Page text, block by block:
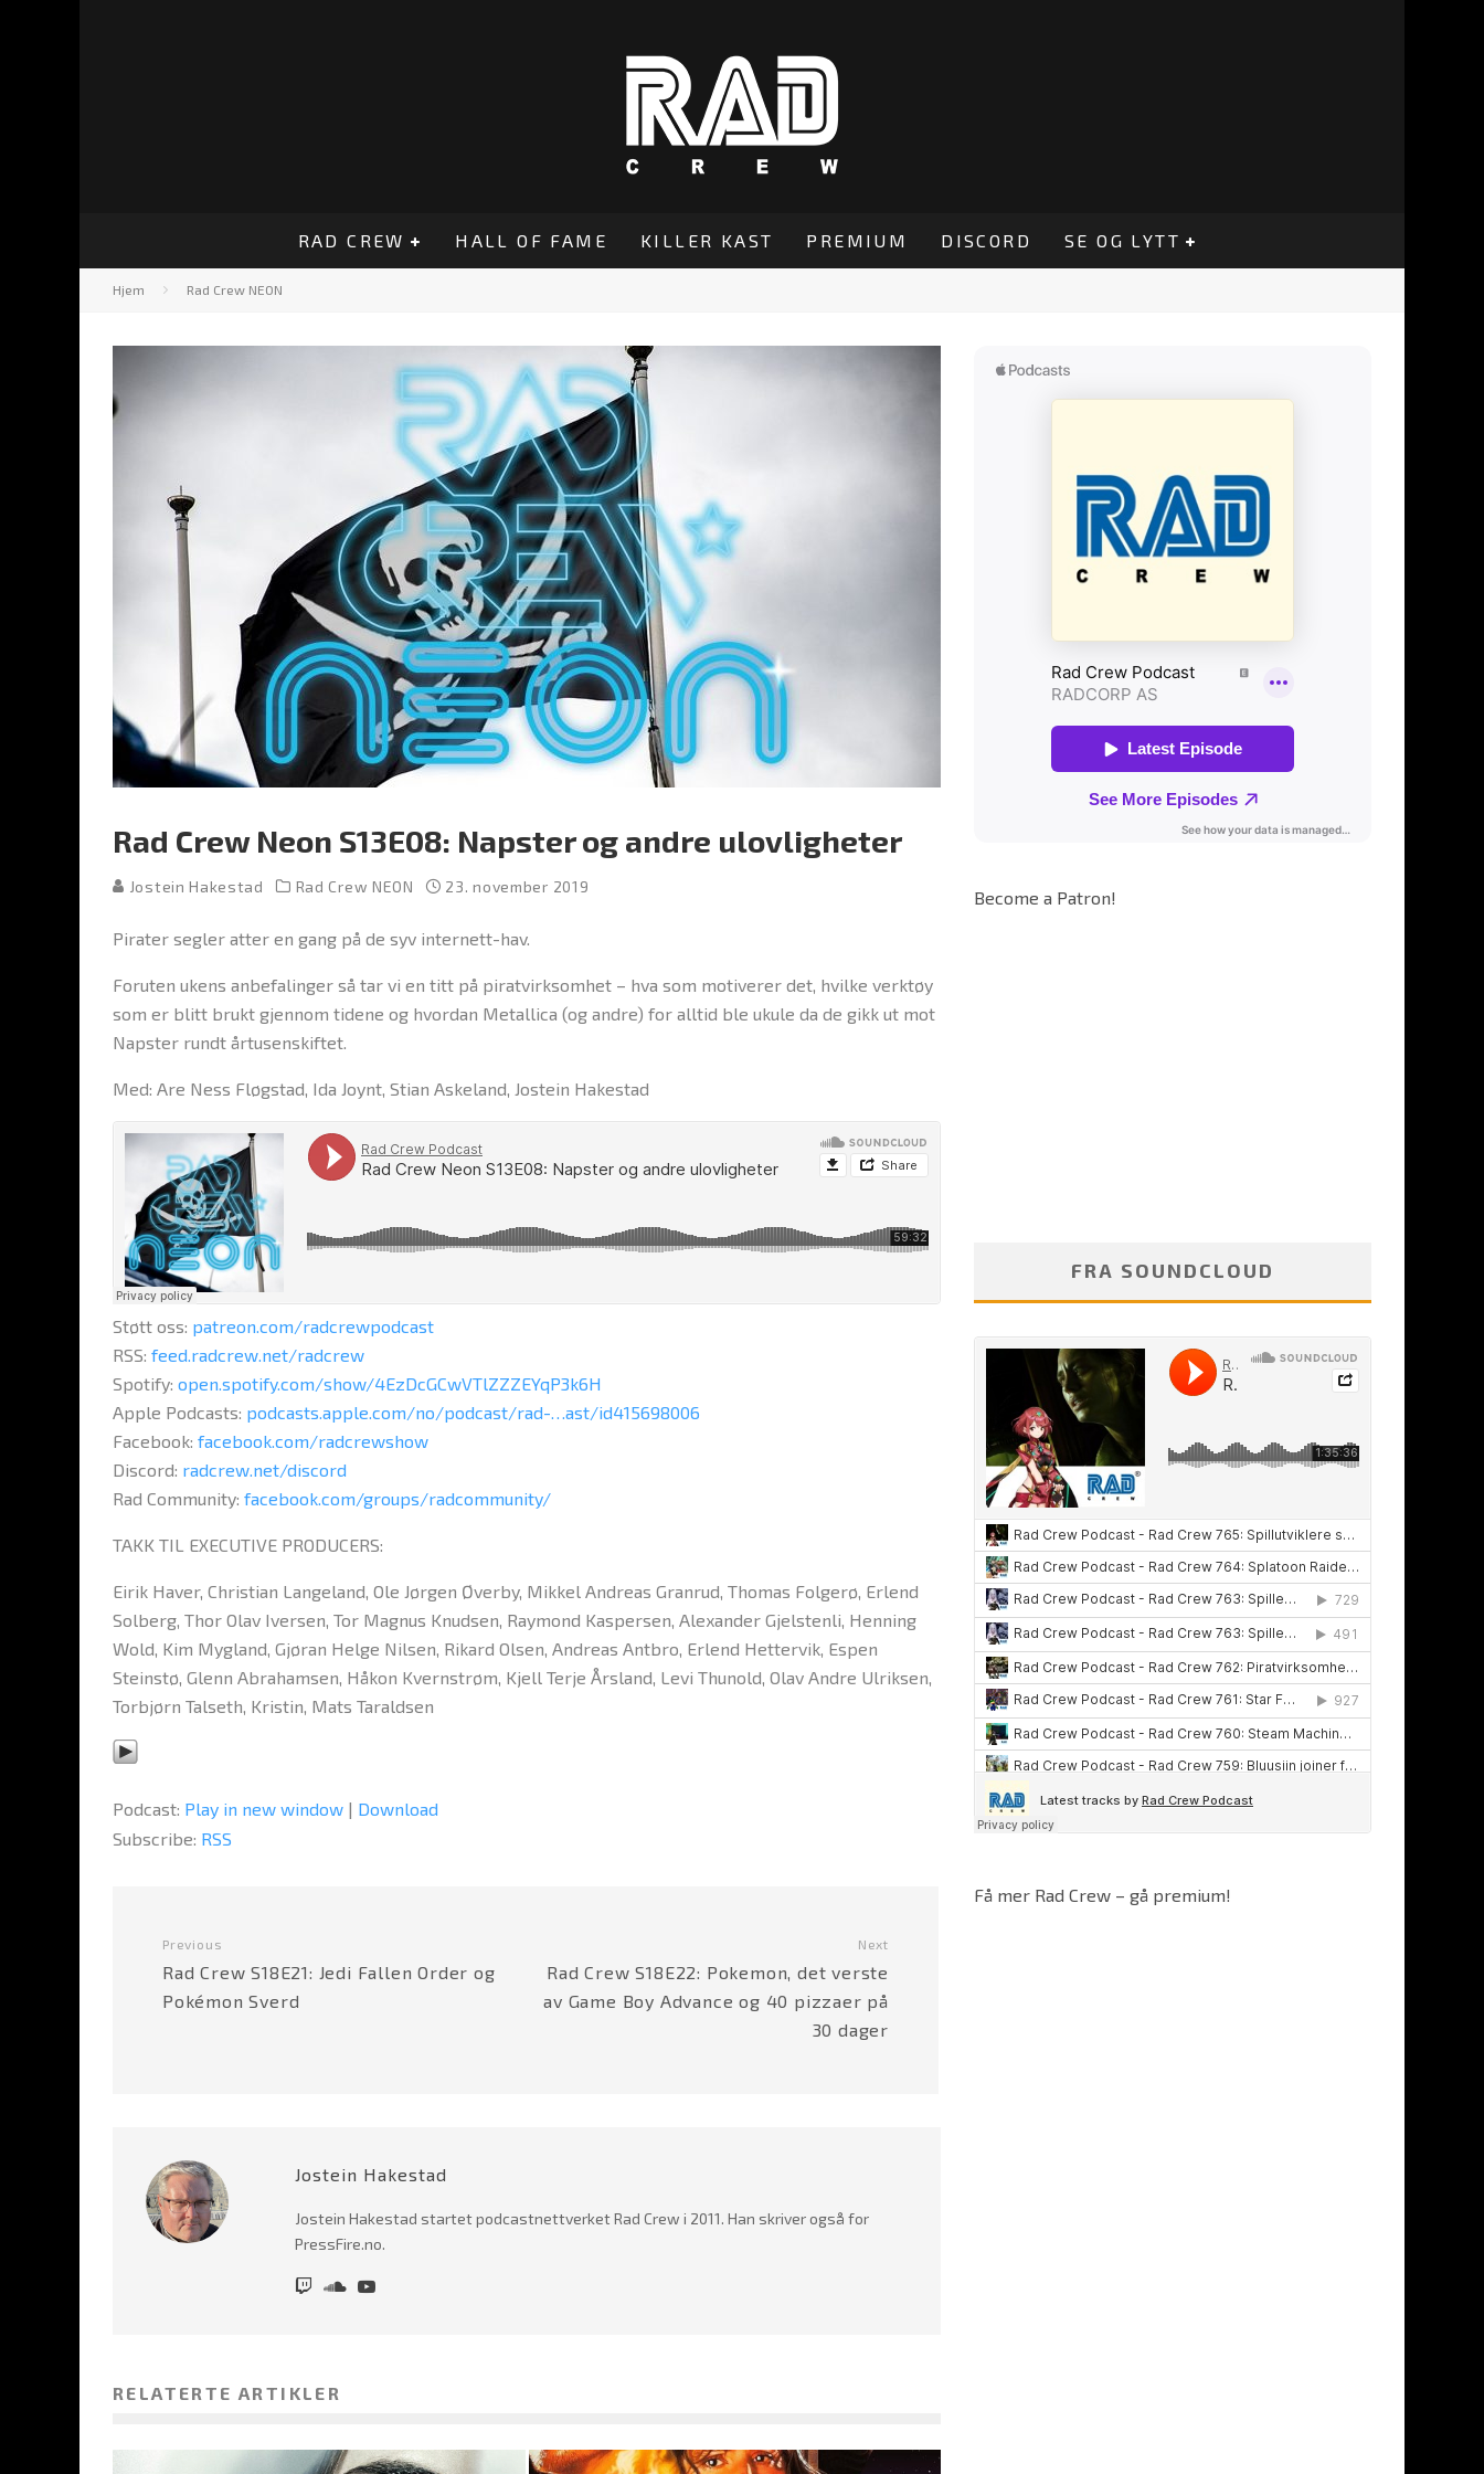
RAD CREW HALL OF FAME KILLER KAST PREMIUM DISCORD SE OG LYTT
Hjem Rad Crew NEON
Rad Crew Neon S13E08: Napster og andre ulovligheter
Jostein Hakestad Rad Crew NEON 23. november 2019
Pirater segler atter en gang på de syv internett-hav.
Foruten ukens anbefalinger så tar vi en titt på piratvirksomhet – hva som motiverer det, hvilke verktøy
som er blitt brukt gjennom tidene og hvordan Metallica (og andre) for alltid ble ukule da de gikk ut mot
Napster rundt årtusenskiftet.
Med: Are Ness Fløgstad, Ida Joynt, Stian Askeland, Jostein Hakestad
Støtt oss: patreon.com/radcrewpodcast
RSS: feed.radcrew.net/radcrew
Spotify: open.spotify.com/show/4EzDcGCwVTlZZZEYqP3k6H
Apple Podcasts: podcasts.apple.com/no/podcast/rad-…ast/id415698006
Facebook: facebook.com/radcrewshow
Discord: radcrew.net/discord
Rad Community: facebook.com/groups/radcommunity/
TAKK TIL EXECUTIVE PRODUCERS:
Eirik Haver, Christian Langeland, Ole Jørgen Øverby, Mikkel Andreas Granrud, Thomas Folgerø, Erlend
Solberg, Thor Olav Iversen, Tor Magnus Knudsen, Raymond Kaspersen, Alexander Gjelstenli, Henning
Wold, Kim Mygland, Gjøran Helge Nilsen, Rikard Olsen, Andreas Antbro, Erlend Hettervik, Espen
Steinstø, Glenn Abrahamsen, Håkon Kvernstrøm, Kjell Terje Årsland, Levi Thunold, Olav Andre Ulriksen,
Torbjørn Talseth, Kristin, Mats Taraldsen
Podcast: Play in new window | Download
Subscribe: RSS
Previous
Rad Crew S18E21: Jedi Fallen Order og
Pokémon Sverd
Next
Rad Crew S18E22: Pokemon, det verste
av Game Boy Advance og 40 pizzaer på
30 dager
Jostein Hakestad
Jostein Hakestad startet podcastnettverket Rad Crew i 2011. Han skriver også for
PressFire.no.
RELATERTE ARTIKLER
Become a Patron!
FRA SOUNDCLOUD
Få mer Rad Crew – gå premium!